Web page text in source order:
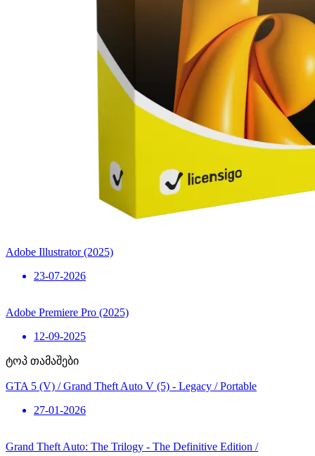
Adobe Illustrator (2025)
23-07-2026
Adobe Premiere Pro (2025)
12-09-2025
ტოპ თამაშები
GTA 5 (V) / Grand Theft Auto V (5) - Legacy / Portable
27-01-2026
Grand Theft Auto: The Trilogy - The Definitive Edition /